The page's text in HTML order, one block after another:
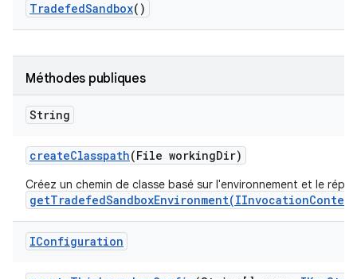
TradefedSandbox()
Méthodes publiques
String
createClasspath(File workingDir)
Créez un chemin de classe basé sur l'environnement et le
IConfiguration